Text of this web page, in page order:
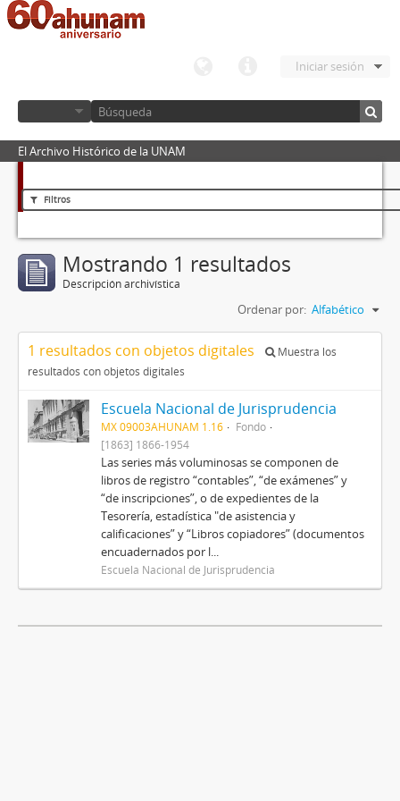
Iniciar sesión
El Archivo Histórico de la UNAM
Filtros
Mostrando 1 resultados
Descripción archivística
Ordenar por: Alfabético
1 resultados con objetos digitales
Muestra los
resultados con objetos digitales
Escuela Nacional de Jurisprudencia
MX 09003AHUNAM 1.16
Fondo
[1863] 1866-1954
Las series más voluminosas se componen de
libros de registro “contables”, “de exámenes” y
“de inscripciones”, o de expedientes de la
Tesorería, estadística "de asistencia y
calificaciones” y “Libros copiadores” (documentos
encuadernados por l...
Escuela Nacional de Jurisprudencia